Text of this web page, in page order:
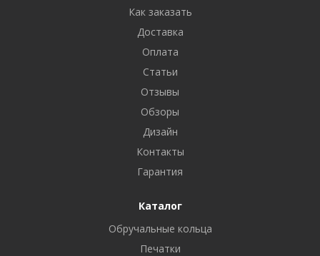
Как заказать
Доставка
Оплата
Статьи
Отзывы
Обзоры
Дизайн
Контакты
Гарантия
Каталог
Обручальные кольца
Печатки